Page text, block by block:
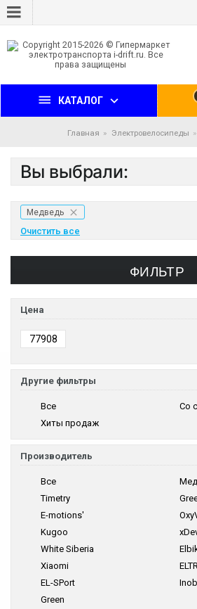
КАТАЛОГ
Главная Электровелосипеды
Вы выбрали:
Медведь
Очистить все
ФИЛЬТР
Цена
Другие фильтры
Все
Со
Хиты продаж
Производитель
Все
Timetry
E-motions'
Kugoo
White Siberia
Xiaomi
EL-SPort
Green